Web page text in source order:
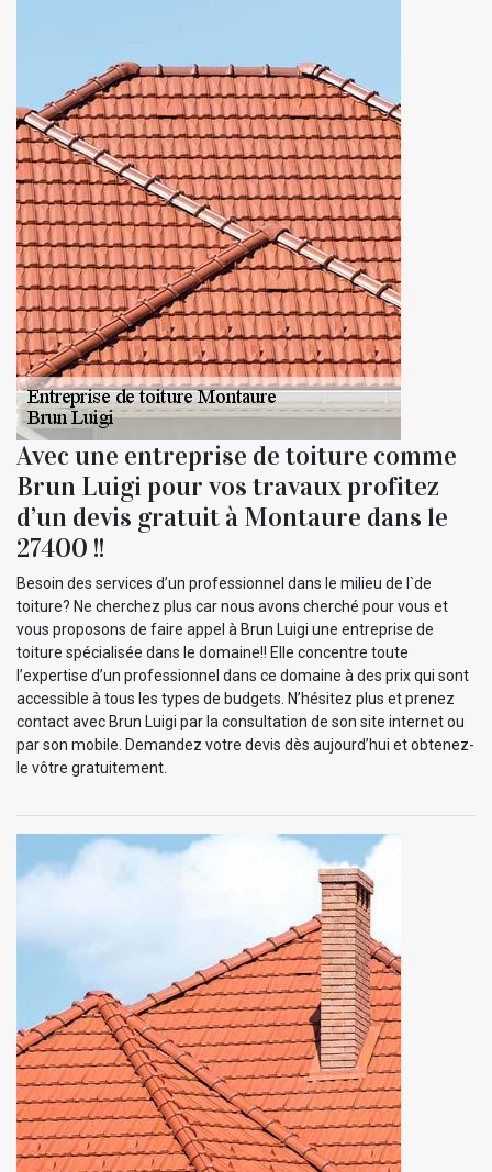
Avec une entreprise de toiture comme
Brun Luigi pour vos travaux profitez
d’un devis gratuit à Montaure dans le
27400 !!
Besoin des services d’un professionnel dans le milieu de l`de
toiture? Ne cherchez plus car nous avons cherché pour vous et
vous proposons de faire appel à Brun Luigi une entreprise de
toiture spécialisée dans le domaine!! Elle concentre toute
l’expertise d’un professionnel dans ce domaine à des prix qui sont
accessible à tous les types de budgets. N’hésitez plus et prenez
contact avec Brun Luigi par la consultation de son site internet ou
par son mobile. Demandez votre devis dès aujourd’hui et obtenez-
le vôtre gratuitement.